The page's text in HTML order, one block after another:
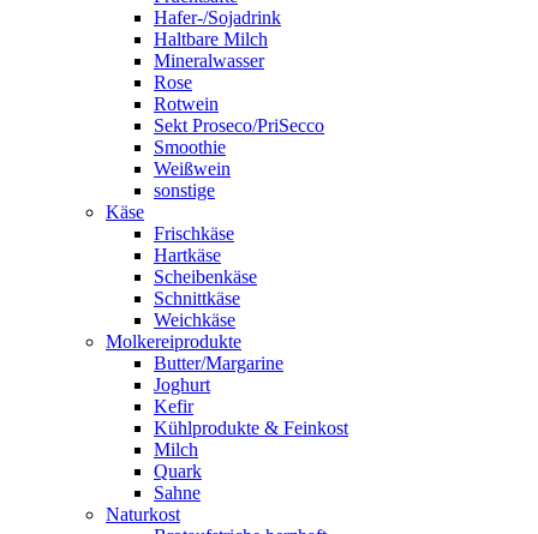
Hafer-/Sojadrink
Haltbare Milch
Mineralwasser
Rose
Rotwein
Sekt Proseco/PriSecco
Smoothie
Weißwein
sonstige
Käse
Frischkäse
Hartkäse
Scheibenkäse
Schnittkäse
Weichkäse
Molkereiprodukte
Butter/Margarine
Joghurt
Kefir
Kühlprodukte & Feinkost
Milch
Quark
Sahne
Naturkost